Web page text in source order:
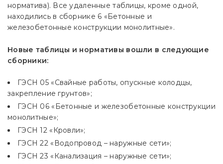
норматива). Все удаленные таблицы, кроме одной,
находились в сборнике 6 «Бетонные и
железобетонные конструкции монолитные».
Новые таблицы и нормативы вошли в следующие
сборники:
ГЭСН 05 «Свайные работы, опускные колодцы,
закрепление грунтов»;
ГЭСН 06 «Бетонные и железобетонные конструкции
монолитные»;
ГЭСН 12 «Кровли»;
ГЭСН 22 «Водопровод – наружные сети»;
ГЭСН 23 «Канализация – наружные сети»;